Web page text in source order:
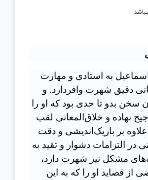
به استادی و مهارت
دقیق شهرت وافردارد. و
سخن بدو تا حدی بود که او را
نهاده و خلاق‌المعانی لقب
علاوه بر باریک‌اندیشی و دقت
در التزامات دشوار و تقید به
مشکل نيز شهرت دارد،
از قصاید او را که به این